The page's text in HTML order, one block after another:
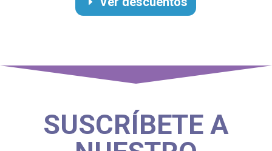
SUSCRÍBETE A